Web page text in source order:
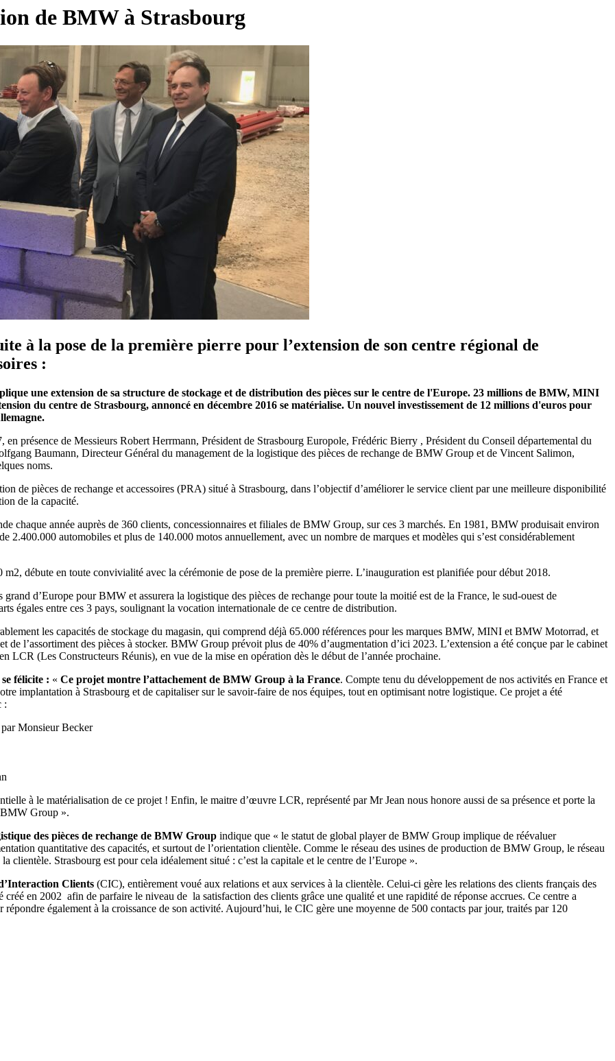
de BMW à Strasbourg
à la pose de la première pierre pour l’extension de son centre régional de
:
une extension de sa structure de stockage et de distribution des pièces sur le centre de l'Europe. 23 millions de BMW, MINI
du centre de Strasbourg, annoncé en décembre 2016 se matérialise. Un nouvel investissement de 12 millions d'euros pour
présence de Messieurs Robert Herrmann, Président de Strasbourg Europole, Frédéric Bierry , Président du Conseil départemental du
Baumann, Directeur Général du management de la logistique des pièces de rechange de BMW Group et de Vincent Salimon,
noms.
de pièces de rechange et accessoires (PRA) situé à Strasbourg, dans l’objectif d’améliorer le service client par une meilleure disponibilité
de la capacité.
chaque année auprès de 360 clients, concessionnaires et filiales de BMW Group, sur ces 3 marchés. En 1981, BMW produisait environ
2.400.000 automobiles et plus de 140.000 motos annuellement, avec un nombre de marques et modèles qui s’est considérablement
débute en toute convivialité avec la cérémonie de pose de la première pierre. L’inauguration est planifiée pour début 2018.
d’Europe pour BMW et assurera la logistique des pièces de rechange pour toute la moitié est de la France, le sud-ouest de
égales entre ces 3 pays, soulignant la vocation internationale de ce centre de distribution.
les capacités de stockage du magasin, qui comprend déjà 65.000 références pour les marques BMW, MINI et BMW Motorrad, et
de l’assortiment des pièces à stocker. BMW Group prévoit plus de 40% d’augmentation d’ici 2023. L’extension a été conçue par le cabinet
LCR (Les Constructeurs Réunis), en vue de la mise en opération dès le début de l’année prochaine.
félicite : « Ce projet montre l’attachement de BMW Group à la France. Compte tenu du développement de nos activités en France et
implantation à Strasbourg et de capitaliser sur le savoir-faire de nos équipes, tout en optimisant notre logistique. Ce projet a été
:
Monsieur Becker
à le matérialisation de ce projet ! Enfin, le maitre d’œuvre LCR, représenté par Mr Jean nous honore aussi de sa présence et porte la
BMW Group ».
des pièces de rechange de BMW Group indique que « le statut de global player de BMW Group implique de réévaluer
quantitative des capacités, et surtout de l’orientation clientèle. Comme le réseau des usines de production de BMW Group, le réseau
clientèle. Strasbourg est pour cela idéalement situé : c’est la capitale et le centre de l’Europe ».
Clients (CIC), entièrement voué aux relations et aux services à la clientèle. Celui-ci gère les relations des clients français des
en 2002 afin de parfaire le niveau de la satisfaction des clients grâce une qualité et une rapidité de réponse accrues. Ce centre a
répondre également à la croissance de son activité. Aujourd’hui, le CIC gère une moyenne de 500 contacts par jour, traités par 120